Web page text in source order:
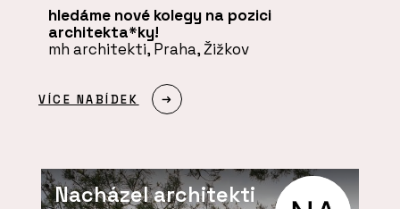
hledáme nové kolegy na pozici
architekta*ky!
mh architekti, Praha, Žižkov
VÍCE NABÍDEK
Nacházel architekti